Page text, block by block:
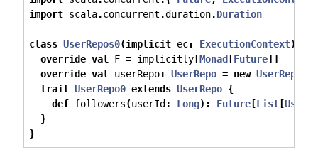
import scala.concurrent .duration.Duration
class UserRepos0(implicit ec: ExecutionContext)
override val F = implicitly[Monad [Future]]
override val userRepo: UserRepo = new UserRepo0
trait UserRepo0 extends UserRepo {
def followers(userId : Long): Future[List[User
}
}